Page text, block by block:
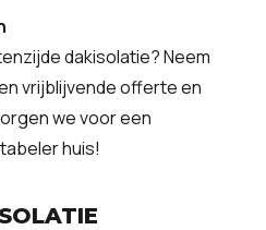
dakisolatie? Neem
vrijblijvende offerte en
we voor een
huis!